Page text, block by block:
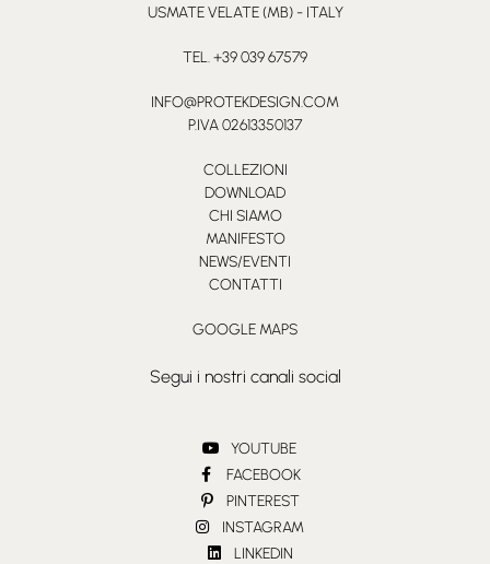
USMATE VELATE (MB) - ITALY
TEL. +39 039 67579
INFO@PROTEKDESIGN.COM
P.IVA 02613350137
COLLEZIONI
DOWNLOAD
CHI SIAMO
MANIFESTO
NEWS/EVENTI
CONTATTI
GOOGLE MAPS
Segui i nostri canali social
YOUTUBE
FACEBOOK
PINTEREST
INSTAGRAM
LINKEDIN